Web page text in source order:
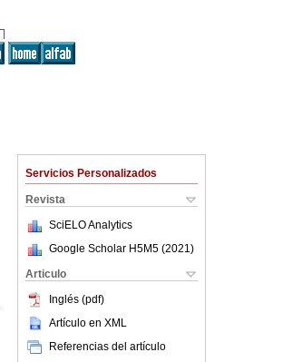
Servicios Personalizados
Revista
SciELO Analytics
Google Scholar H5M5 (2021 )
Articulo
Inglés (pdf)
Artículo en XML
Referencias del artículo